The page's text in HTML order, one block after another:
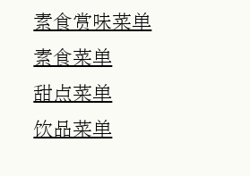
素食赏味菜单
素食菜单
甜点菜单
饮品菜单